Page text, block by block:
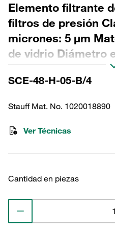
Elemento filtrante
filtros de presión
micrones: 5 µm
de vidrio Diámetro
Diámetro interior
(mm): 236 Sellado:
SCE-48-H-05-B/4
Stauff Mat. No. 1020018890
Ver Técnicas
Cantidad en piezas